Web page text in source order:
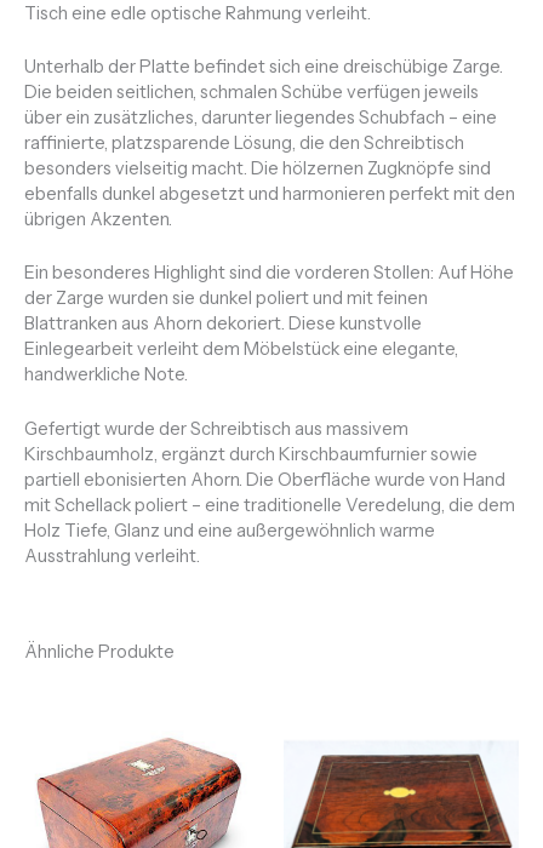
Tisch eine edle optische Rahmung verleiht.
Unterhalb der Platte befindet sich eine dreischübige Zarge.
Die beiden seitlichen, schmalen Schübe verfügen jeweils
über ein zusätzliches, darunter liegendes Schubfach – eine
raffinierte, platzsparende Lösung, die den Schreibtisch
besonders vielseitig macht. Die hölzernen Zugknöpfe sind
ebenfalls dunkel abgesetzt und harmonieren perfekt mit den
übrigen Akzenten.
Ein besonderes Highlight sind die vorderen Stollen: Auf Höhe
der Zarge wurden sie dunkel poliert und mit feinen
Blattranken aus Ahorn dekoriert. Diese kunstvolle
Einlegearbeit verleiht dem Möbelstück eine elegante,
handwerkliche Note.
Gefertigt wurde der Schreibtisch aus massivem
Kirschbaumholz, ergänzt durch Kirschbaumfurnier sowie
partiell ebonisierten Ahorn. Die Oberfläche wurde von Hand
mit Schellack poliert – eine traditionelle Veredelung, die dem
Holz Tiefe, Glanz und eine außergewöhnlich warme
Ausstrahlung verleiht.
Ähnliche Produkte